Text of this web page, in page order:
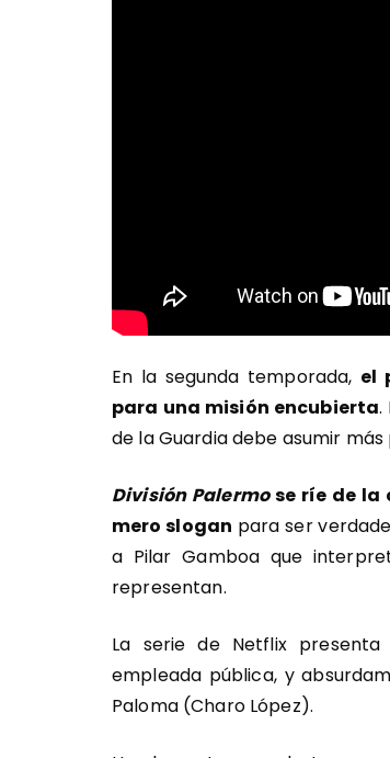
En la segunda temporada, el
para una misión encubierta.
de la Guardia debe asumir
División Palermose ríe de la
mero slogan para ser
a Pilar Gamboa que
representan.
La serie de Netflix
empleada pública, y
Paloma (Charo López).